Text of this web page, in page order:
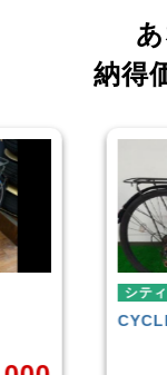
納得
ミニ
シテ